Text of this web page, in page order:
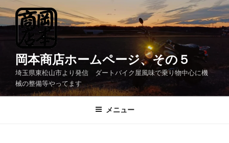
コ
ン
岡本商店ホームページ、その５
埼玉県東松山市より発信 ダートバイク屋風味で乗り物中心に機
械の整備等やってます
メニュー